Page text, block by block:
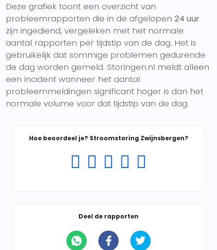
Deze grafiek toont een overzicht van
probleemrapporten die in de afgelopen 24 uur
zijn ingediend, vergeleken met het normale
aantal rapporten per tijdstip van de dag. Het is
gebruikelijk dat sommige problemen gedurende
de dag worden gemeld. Storingen.nl meldt alleen
een incident wanneer het aantal
probleemmeldingen significant hoger is dan het
normale volume voor dat tijdstip van de dag.
Hoe beoordeel je? Stroomstoring Zwijnsbergen?
Deel de rapporten